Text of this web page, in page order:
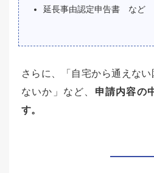
延長事由認定申告書 など
さらに、「自宅から通えな
ないか」など、 申請内容の
す。